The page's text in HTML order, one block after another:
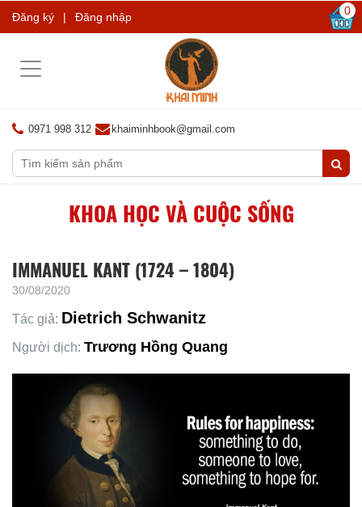
Đăng ký | Đăng nhập 0
Toggle
0971 998 312 khaiminhbook@gmail.com
KHOA HỌC VÀ CUỘC SỐNG
IMMANUEL KANT (1724 – 1804)
30/08/2020
Tác giả: Dietrich Schwanitz
Người dịch: Trương Hồng Quang